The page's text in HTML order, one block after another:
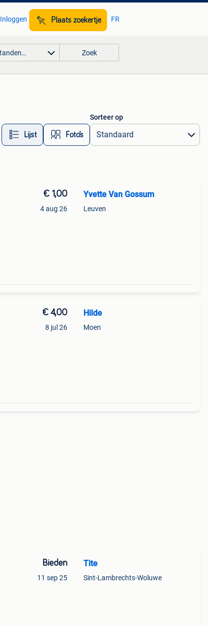
Inloggen Plaats zoekertje FR
Zoek
Lijst Foto’s
Sorteer op
€ 1,00
4 aug 26
Yvette Van Gossum
Leuven
€ 4,00
8 jul 26
Hilde
Moen
Bieden
11 sep 25
Tite
Sint-Lambrechts-Woluwe